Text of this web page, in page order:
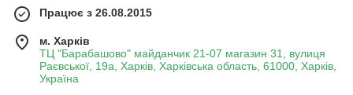
Працює з 26.08.2015
м. Харків
ТЦ "Барабашово" майданчик 21-07 магазин 31, вулиця
Раєвської, 19а, Харків, Харківська область, 61000, Харків,
Україна